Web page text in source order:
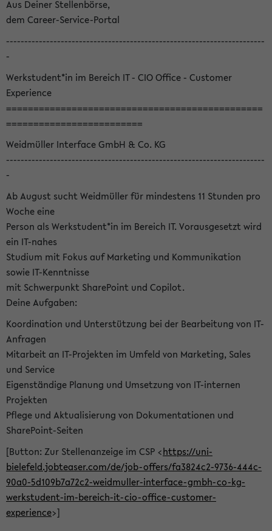
Aus Deiner Stellenbörse,
dem Career-Service-Portal
-----------------------------------------------------------------------
-
Werkstudent*in im Bereich IT - CIO Office - Customer
Experience
===============================================
=========================
Weidmüller Interface GmbH & Co. KG
-----------------------------------------------------------------------
-
Ab August sucht Weidmüller für mindestens 11 Stunden pro
Woche eine
Person als Werkstudent*in im Bereich IT. Vorausgesetzt wird
ein IT-nahes
Studium mit Fokus auf Marketing und Kommunikation
sowie IT-Kenntnisse
mit Schwerpunkt SharePoint und Copilot.
Deine Aufgaben:
Koordination und Unterstützung bei der Bearbeitung von IT-
Anfragen
Mitarbeit an IT-Projekten im Umfeld von Marketing, Sales
und Service
Eigenständige Planung und Umsetzung von IT-internen
Projekten
Pflege und Aktualisierung von Dokumentationen und
SharePoint-Seiten
[Button: Zur Stellenanzeige im CSP <https://uni-
bielefeld.jobteaser.com/de/job-offers/fa3824c2-9736-444c-
90a0-5d109b7a72c2-weidmuller-interface-gmbh-co-kg-
werkstudent-im-bereich-it-cio-office-customer-
experience>]